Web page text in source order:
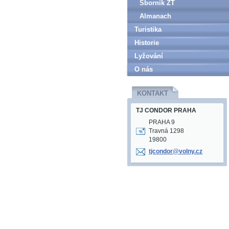
Sborník ZT
Almanach
Turistika
Historie
Lyžování
O nás
KONTAKT
TJ CONDOR PRAHA
PRAHA 9
Travná 1298
19800
tjcondor@volny.cz